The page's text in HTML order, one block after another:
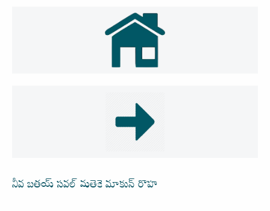
నీవ బతయ్ సవల్ మతెకె మాకున్ రొహ